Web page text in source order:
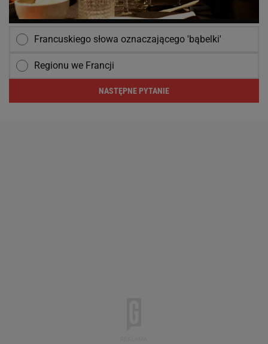
Francuskiego słowa oznaczającego 'bąbelki'
Regionu we Francji
NASTĘPNE PYTANIE